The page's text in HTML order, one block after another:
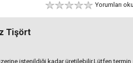
Yorumları oku
Tişört
istenildiği kadar üretilebilir.Lütfen termin